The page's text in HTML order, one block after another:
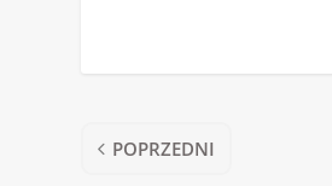
POPRZEDNI